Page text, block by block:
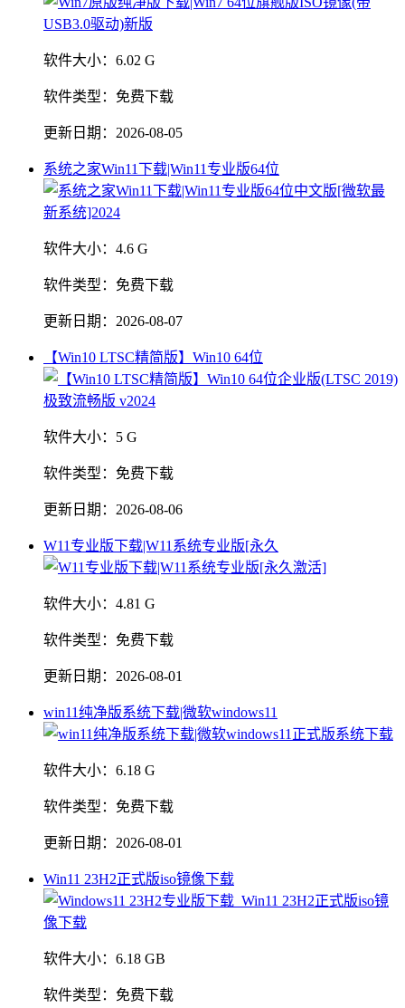
软件大小： 6.02 G
软件类型： 免费下载
更新日期： 2026-08-05
系统之家Win11下载|Win11专业版64位
软件大小： 4.6 G
软件类型： 免费下载
更新日期： 2026-08-07
【Win10 LTSC精简版】Win10 64位
软件大小： 5 G
软件类型： 免费下载
更新日期： 2026-08-06
W11专业版下载|W11系统专业版[永久
软件大小： 4.81 G
软件类型： 免费下载
更新日期： 2026-08-01
win11纯净版系统下载|微软windows11
软件大小： 6.18 G
软件类型： 免费下载
更新日期： 2026-08-01
Win11 23H2正式版iso镜像下载
软件大小： 6.18 GB
软件类型： 免费下载